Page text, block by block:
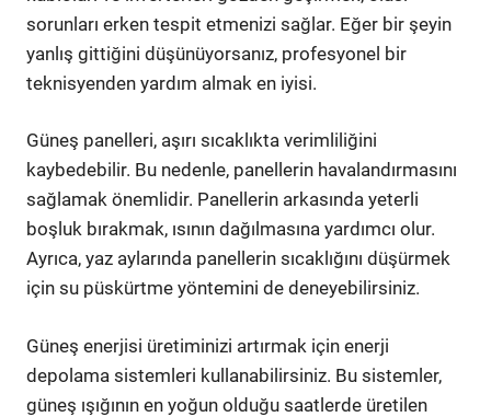
sorunları erken tespit etmenizi sağlar. Eğer bir şeyin
yanlış gittiğini düşünüyorsanız, profesyonel bir
teknisyenden yardım almak en iyisi.
Güneş panelleri, aşırı sıcaklıkta verimliliğini
kaybedebilir. Bu nedenle, panellerin havalandırmasını
sağlamak önemlidir. Panellerin arkasında yeterli
boşluk bırakmak, ısının dağılmasına yardımcı olur.
Ayrıca, yaz aylarında panellerin sıcaklığını düşürmek
için su püskürtme yöntemini de deneyebilirsiniz.
Güneş enerjisi üretiminizi artırmak için enerji
depolama sistemleri kullanabilirsiniz. Bu sistemler,
güneş ışığının en yoğun olduğu saatlerde üretilen